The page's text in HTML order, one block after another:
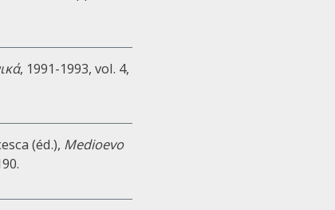
, 1991-1993, vol. 4,
(éd.), Medioevo